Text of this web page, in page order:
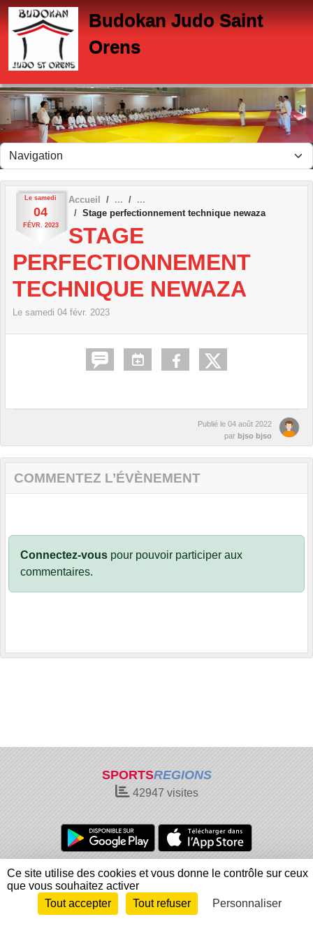
Budokan Judo Saint
Orens
Le samedi
04
FÉVR. 2023
Accueil
Stage perfectionnement technique newaza
STAGE
PERFECTIONNEMENT
TECHNIQUE NEWAZA
Le samedi 04 févr. 2023
Publié le 04 août 2022
par bjso bjso
COMMENTEZ L’ÉVÈNEMENT
Connectez-vous pour pouvoir participer aux
commentaires.
SPORTSREGIONS
42947 visites
Charte cookies
Gestion des cookies
Informations légales
Signaler un contenu inapproprié
Envie de participer ?
Connexion
Panneau de gestion des cookies
Ce site utilise des cookies et vous donne le contrôle sur ceux
que vous souhaitez activer
Tout accepter
Tout refuser Personnaliser